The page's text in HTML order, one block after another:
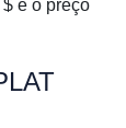
e o preço